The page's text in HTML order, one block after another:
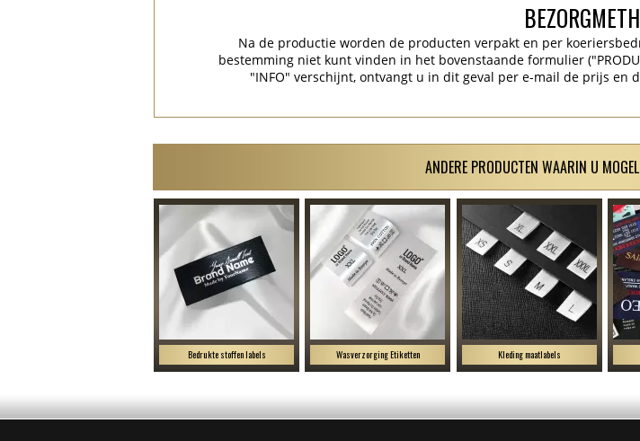
Na de productie worden de producten verpakt en per
bestemming niet kunt vinden in het bovenstaande formulier
"INFO" verschijnt, ontvangt u in dit geval per e-mail de prijs en
ANDERE PRODUCTEN WAARIN U
Bedrukte stoffen labels Wasverzorging Etiketten Kleding maatlabels